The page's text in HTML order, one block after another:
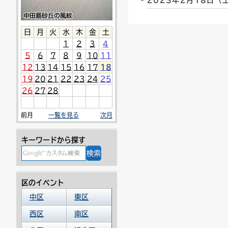
連絡ごみ
ユニバーサルデザイン
日 月 火 水 木 金
土
1
2 3
4
5
6 7 8 9 10 11
12 13 14 15 16 17 18
19 20 21 22 23 24 25
26 27 28
前月 一覧を見る 次月
キーワードから探す
区のイベント
中区
東区
西区 南区